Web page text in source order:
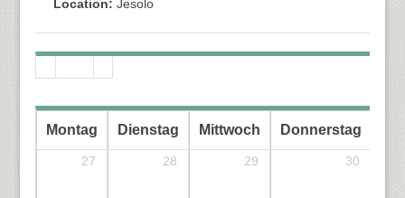
Location: Jesolo
Montag Dienstag Mittwoch Donnerstag
27 28 29 30